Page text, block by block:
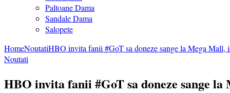
Paltoane Dama
Sandale Dama
Salopete
HomeNoutatiHBO invita fanii #GoT sa doneze sange la Mega Mall,
Noutati
HBO invita fanii #GoT sa doneze sange